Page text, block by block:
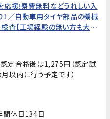
応援!寮費無料などうれしい入
！／自動車用タイヤ部品の機械
検査【工場経験の無い方も大歓
定合格後は1,275円（認定試
以内に行う予定です）
間休日134日